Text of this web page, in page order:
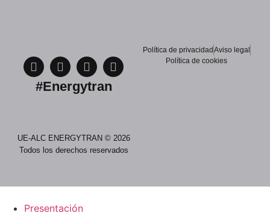
#Energytran
UE-ALC ENERGYTRAN © 2026
Todos los derechos reservados
Política de privacidadAviso legal
Política de cookies
Presentación